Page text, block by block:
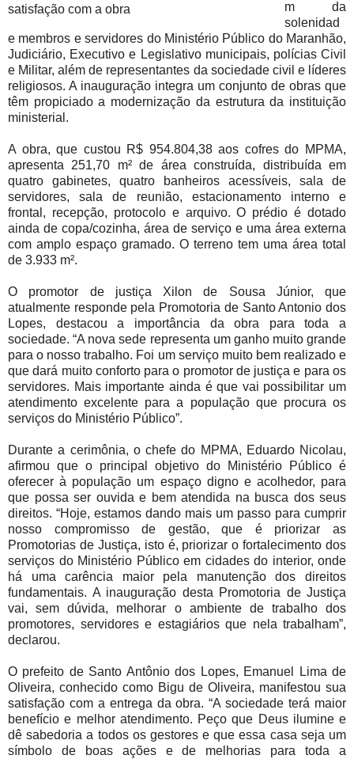
satisfação com a obra
m da
solenidad
e membros e servidores do Ministério Público do Maranhão,
Judiciário, Executivo e Legislativo municipais, polícias Civil
e Militar, além de representantes da sociedade civil e líderes
religiosos. A inauguração integra um conjunto de obras que
têm propiciado a modernização da estrutura da instituição
ministerial.
A obra, que custou R$ 954.804,38 aos cofres do MPMA,
apresenta 251,70 m² de área construída, distribuída em
quatro gabinetes, quatro banheiros acessíveis, sala de
servidores, sala de reunião, estacionamento interno e
frontal, recepção, protocolo e arquivo. O prédio é dotado
ainda de copa/cozinha, área de serviço e uma área externa
com amplo espaço gramado. O terreno tem uma área total
de 3.933 m².
O promotor de justiça Xilon de Sousa Júnior, que
atualmente responde pela Promotoria de Santo Antonio dos
Lopes, destacou a importância da obra para toda a
sociedade. “A nova sede representa um ganho muito grande
para o nosso trabalho. Foi um serviço muito bem realizado e
que dará muito conforto para o promotor de justiça e para os
servidores. Mais importante ainda é que vai possibilitar um
atendimento excelente para a população que procura os
serviços do Ministério Público”.
Durante a cerimônia, o chefe do MPMA, Eduardo Nicolau,
afirmou que o principal objetivo do Ministério Público é
oferecer à população um espaço digno e acolhedor, para
que possa ser ouvida e bem atendida na busca dos seus
direitos. “Hoje, estamos dando mais um passo para cumprir
nosso compromisso de gestão, que é priorizar as
Promotorias de Justiça, isto é, priorizar o fortalecimento dos
serviços do Ministério Público em cidades do interior, onde
há uma carência maior pela manutenção dos direitos
fundamentais. A inauguração desta Promotoria de Justiça
vai, sem dúvida, melhorar o ambiente de trabalho dos
promotores, servidores e estagiários que nela trabalham”,
declarou.
O prefeito de Santo Antônio dos Lopes, Emanuel Lima de
Oliveira, conhecido como Bigu de Oliveira, manifestou sua
satisfação com a entrega da obra. “A sociedade terá maior
benefício e melhor atendimento. Peço que Deus ilumine e
dê sabedoria a todos os gestores e que essa casa seja um
símbolo de boas ações e de melhorias para toda a